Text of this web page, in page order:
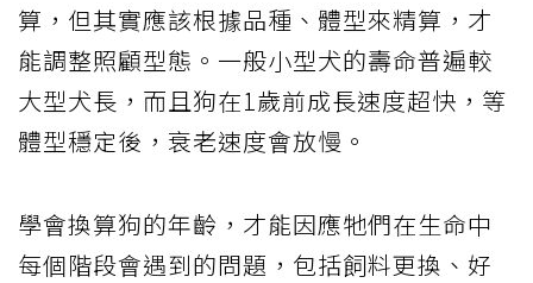
算，但其實應該根據品種、體型來精算，才
能調整照顧型態。一般小型犬的壽命普遍較
大型犬長，而且狗在1歲前成長速度超快，等
體型穩定後，衰老速度會放慢。
學會換算狗的年齡，才能因應牠們在生命中
每個階段會遇到的問題，包括飼料更換、好